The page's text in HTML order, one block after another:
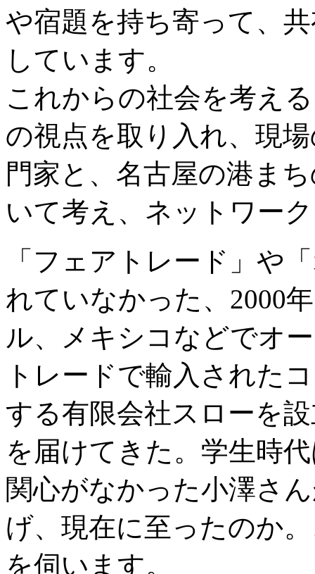
や宿題を持ち寄って、
しています。
これからの社会を考え
の視点を取り入れ、現
門家と、名古屋の港ま
いて考え、ネットワー
「フェアトレード」や
れていなかった、2000
ル、メキシコなどでオ
トレードで輸入された
する有限会社スローを
を届けてきた。学生時
関心がなかった小澤さ
げ、現在に至ったのか
を伺います。